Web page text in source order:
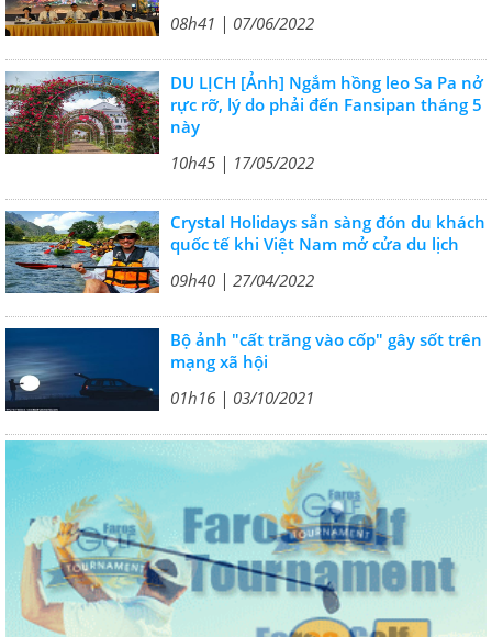
08h41 | 07/06/2022
DU LỊCH [Ảnh] Ngắm hồng leo Sa Pa nở
rực rỡ, lý do phải đến Fansipan tháng 5
này
10h45 | 17/05/2022
Crystal Holidays sẵn sàng đón du khách
quốc tế khi Việt Nam mở cửa du lịch
09h40 | 27/04/2022
Bộ ảnh "cất trăng vào cốp" gây sốt trên
mạng xã hội
01h16 | 03/10/2021